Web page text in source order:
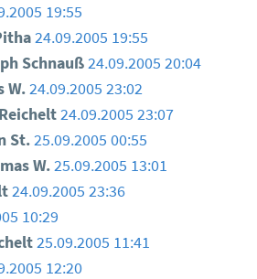
19:55
24.09.2005 19:55
Schnauß24.09.2005 20:04
W.24.09.2005 23:02
24.09.2005 23:07
St.25.09.2005 00:55
W.25.09.2005 13:01
24.09.2005 23:36
10:29
25.09.2005 11:41
12:20